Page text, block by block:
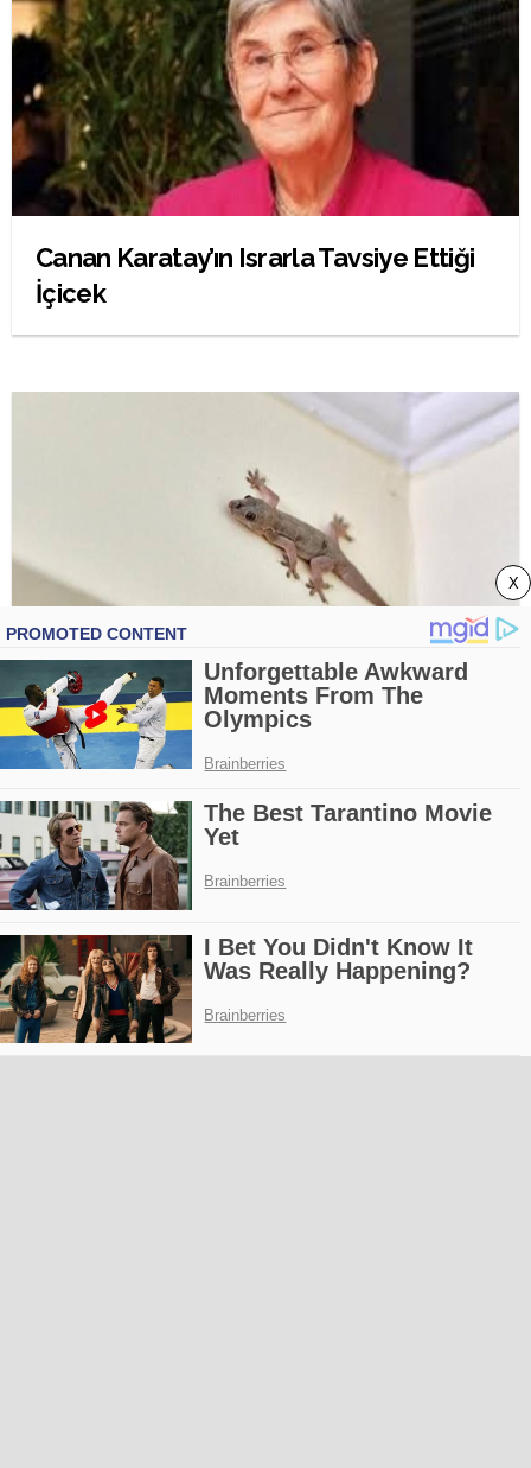
Canan Karatay’ın Israrla Tavsiye Ettiği
İçicek
Bir kertenkele evinize geldiğinde, bu
bir işarettir
X